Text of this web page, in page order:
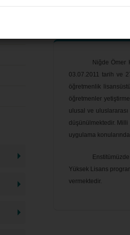
Genel Bilgi
Niğde Ömer
03.07.2011 tarih ve
öğretmenlik
öğretmenler
ulusal ve uluslararası
düşünülmektedir.
uygulama
Yüksek Lisans
vermektedir.